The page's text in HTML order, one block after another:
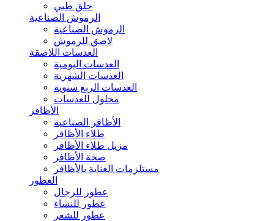
حلق طبي
الرموش الصناعية
الرموش الصناعية
لاصق للرموش
العدسات اللاصقة
العدسات اليومية
العدسات الشهرية
العدسات الربع سنوية
محلول للعدسات
الأظافر
الأظافر الصناعية
طلاء الأظافر
مزيل طلاء الأظافر
صحة الأظافر
مستلزمات العناية بالأظافر
العطور
عطور للرجال
عطور للنساء
عطور للشعر